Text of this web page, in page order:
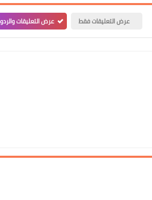
عرض التعليقات فقط عرض التعليقات
19 فبراير 2021